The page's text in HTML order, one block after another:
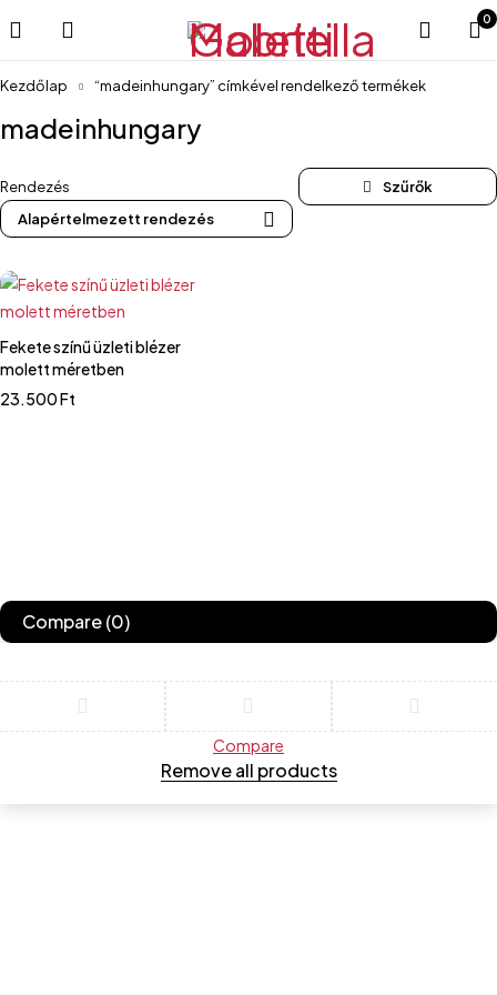
0
Kezdőlap “madeinhungary” címkével rendelkező termékek
madeinhungary
Rendezés
Alapértelmezett rendezés
Fekete színű üzleti blézer
molett méretben
23.500Ft
Compare(0)
Compare
Remove all products